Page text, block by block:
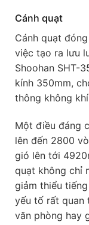
Cánh quạt
Cánh quạt
việc tạo ra lưu
Shoohan SHT-
kính 350mm,
thông không
Một điều đáng
lên đến 2800
gió lên tới
quạt không chỉ
giảm thiểu
yếu tố rất quan
văn phòng hay